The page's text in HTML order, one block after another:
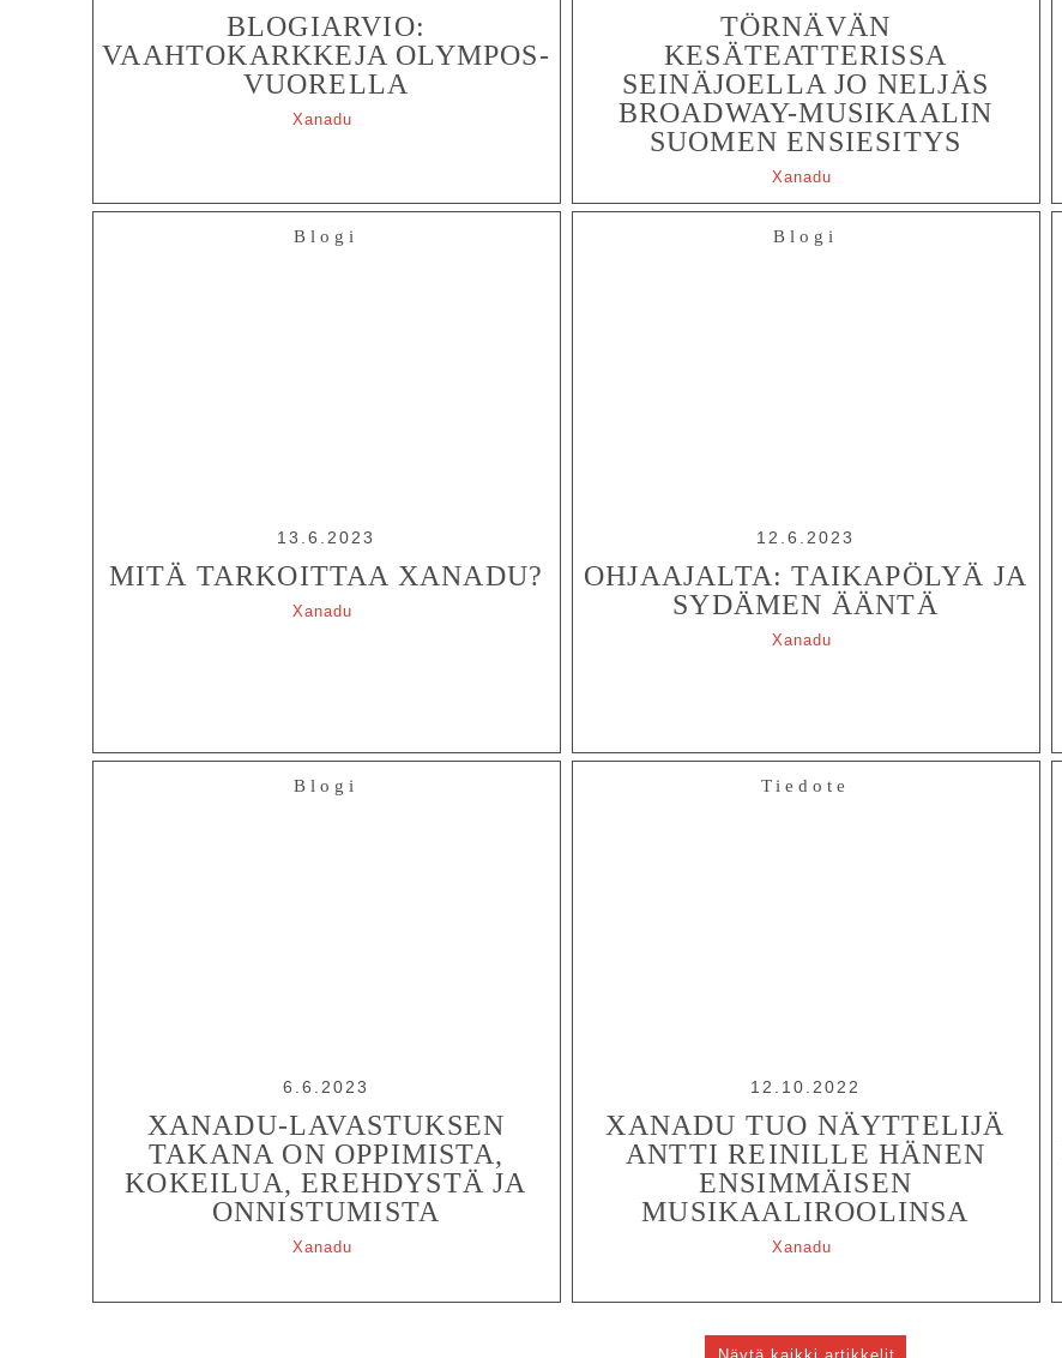
BLOGIARVIO:
VAAHTOKARKKEJA OLYMPOS-
VUORELLA
Xanadu
TÖRNÄVÄN
KESÄTEATTERISSA
SEINÄJOELLA JO NELJÄS
BROADWAY-MUSIKAALIN
SUOMEN ENSIESITYS
Xanadu
Blogi
13.6.2023
MITÄ TARKOITTAA XANADU?
Xanadu
Blogi
12.6.2023
OHJAAJALTA: TAIKAPÖLYÄ JA
SYDÄMEN ÄÄNTÄ
Xanadu
Blogi
6.6.2023
XANADU-LAVASTUKSEN
TAKANA ON OPPIMISTA,
KOKEILUA, EREHDYSTÄ JA
ONNISTUMISTA
Xanadu
Tiedote
12.10.2022
XANADU TUO NÄYTTELIJÄ
ANTTI REINILLE HÄNEN
ENSIMMÄISEN
MUSIKAALIROOLINSA
Xanadu